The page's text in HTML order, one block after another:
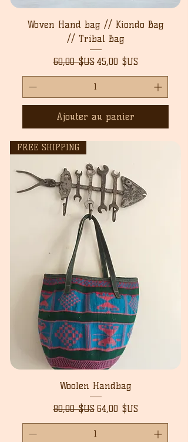
Woven Hand bag // Kiondo Bag
// Tribal Bag
Prix original
60,00 $US Prix promotionnel
45,00 $US
Ajouter au panier
FREE SHIPPING
Woolen Handbag
Prix original
80,00 $US Prix promotionnel
64,00 $US